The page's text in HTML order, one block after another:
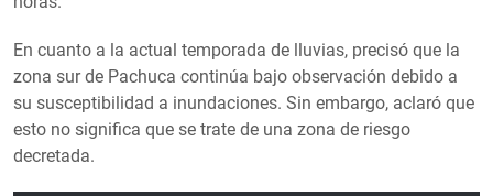
En cuanto a la actual temporada de lluvias, precisó que la
zona sur de Pachuca continúa bajo observación debido a
su susceptibilidad a inundaciones. Sin embargo, aclaró que
esto no significa que se trate de una zona de riesgo
decretada.